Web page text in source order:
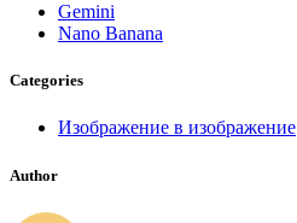
Gemini
Nano Banana
Categories
Изображение в изображение
Author